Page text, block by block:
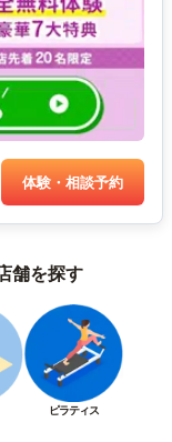
体験・相談予約
舗を探す
ピラティス